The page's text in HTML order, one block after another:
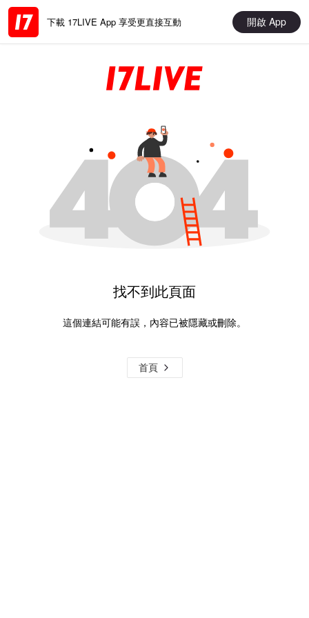
下載 17LIVE App 享受更直接互動 開啟 App
找不到此頁面
這個連結可能有誤，內容已被隱藏或刪除。
首頁